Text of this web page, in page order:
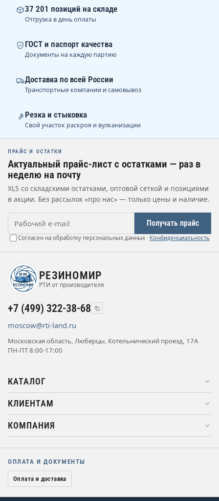
37 201 позиций на складе
Отгрузка в день оплаты
ГОСТ и паспорт качества
Документы на каждую партию
Доставка по всей России
Транспортные компании и самовывоз
Резка и стыковка
Свой участок раскроя и вулканизации
ПРАЙС И ОСТАТКИ
Актуальный прайс-лист с остатками — раз в
неделю на почту
XLS со складскими остатками, оптовой сеткой и позициями
в акции. Без рассылок «про нас» — только цены и наличие.
Получать прайс
Согласен на обработку персональных данных · Конфиденциальность
РЕЗИНОМИР
РТИ от производителя
+7 (499) 322-38-68
moscow@rti-land.ru
Московская область, Люберцы, Котельнический проезд, 17А
ПН-ПТ 8:00-17:00
КАТАЛОГ
КЛИЕНТАМ
КОМПАНИЯ
ОПЛАТА И ДОКУМЕНТЫ
Оплата и доставка